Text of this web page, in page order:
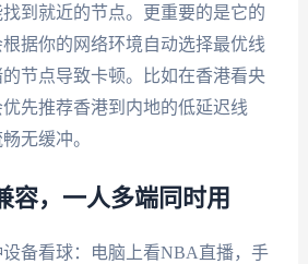
到就近的节点。更重要的是它的
据你的网络环境自动选择最优线
节点导致卡顿。比如在香港看央
先推荐香港到内地的低延迟线
无缓冲。
容，一人多端同时用
备看球：电脑上看NBA直播，手